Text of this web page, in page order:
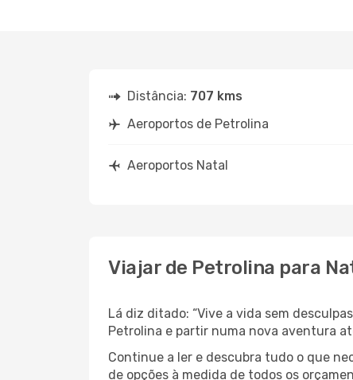
Distância: 707 kms
Aeroportos de Petrolina
Aeroportos Natal
Viajar de Petrolina para
Lá diz ditado: “Vive a vida sem
Petrolina e partir numa nova aventura
Continue a ler e descubra tudo o que
de opções à medida de todos os